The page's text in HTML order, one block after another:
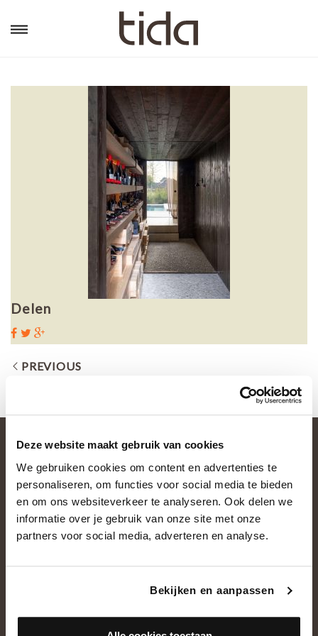
Deze website maakt gebruik van cookies
We gebruiken cookies om content en advertenties te
personaliseren, om functies voor social media te bieden
en om ons websiteverkeer te analyseren. Ook delen we
informatie over je gebruik van onze site met onze
partners voor social media, adverteren en analyse.
Bekijken en aanpassen
Delen
PREVIOUS